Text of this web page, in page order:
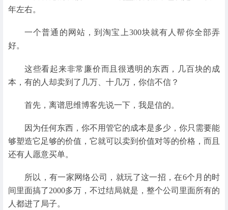
年左右。
一个普通的网站，到淘宝上300块就有人帮你全部弄
好。
这些看起来非常廉价而且很透明的东西，几百块的成
本，有的人却卖到了几万、十几万，你信不信？
首先，离谱思维博客先说一下，我是信的。
因为任何东西，你不用管它的成本是多少，你只需要能
够塑造它足够的价值，它就可以卖到价值对等的价格，而且
还有人愿意买单。
所以，有一家网络公司，就玩了这一招，在6个月的时
间里面搞了2000多万，不过结局就是，整个公司里面所有的
人都进了局子。